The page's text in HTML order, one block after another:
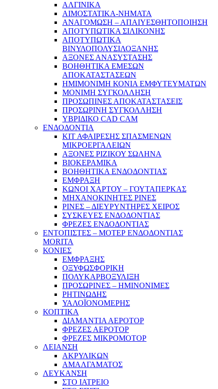
ΑΛΓΙΝΙΚΑ
ΑΙΜΟΣΤΑΤΙΚΑ-ΝΗΜΑΤΑ
ΑΝΑΓΟΜΩΣΗ – ΑΠΑΙΥΕΣΘΗΤΟΠΟΙΗΣΗ
ΑΠΟΤΥΠΩΤΙΚΑ ΣΙΛΙΚΟΝΗΣ
ΑΠΟΤΥΠΩΤΙΚΑ
ΒΙΝΥΛΟΠΟΛΥΣΙΛΟΞΑΝΗΣ
ΑΞΟΝΕΣ ΑΝΑΣΥΣΤΑΣΗΣ
ΒΟΗΘΗΤΙΚΑ ΕΜΕΣΩΝ
ΑΠΟΚΑΤΑΣΤΑΣΕΩΝ
ΗΜΙΜΟΝΙΜΗ ΚΟΝΙΑ ΕΜΦΥΤΕΥΜΑΤΩΝ
ΜΟΝΙΜΗ ΣΥΓΚΟΛΛΗΣΗ
ΠΡΟΣΩΠΙΝΕΣ ΑΠΟΚΑΤΑΣΤΑΣΕΙΣ
ΠΡΟΣΩΡΙΝΗ ΣΥΓΚΟΛΛΗΣΗ
ΥΒΡΙΔΙΚΟ CAD CAM
ΕΝΔΟΔΟΝΤΙΑ
ΚΙΤ ΑΦΑΙΡΕΣΗΣ ΣΠΑΣΜΕΝΩΝ
ΜΙΚΡΟΕΡΓΑΛΕΙΩΝ
ΑΞΟΝΕΣ ΡΙΖΙΚΟΥ ΣΩΛΗΝΑ
ΒΙΟΚΕΡΑΜΙΚΑ
ΒΟΗΘΗΤΙΚΑ ΕΝΔΟΔΟΝΤΙΑΣ
ΕΜΦΡΑΞΗ
ΚΩΝΟΙ ΧΑΡΤΟΥ – ΓΟΥΤΑΠΕΡΚΑΣ
ΜΗΧΑΝΟΚΙΝΗΤΕΣ ΡΙΝΕΣ
ΡΙΝΕΣ – ΔΙΕΥΡΥΝΤΗΡΕΣ ΧΕΙΡΟΣ
ΣΥΣΚΕΥΕΣ ΕΝΔΟΔΟΝΤΙΑΣ
ΦΡΕΖΕΣ ΕΝΔΟΔΟΝΤΙΑΣ
ΕΝΤΟΠΙΣΤΕΣ – ΜΟΤΕΡ ΕΝΔΟΔΟΝΤΙΑΣ
MORITA
ΚΟΝΙΕΣ
ΕΜΦΡΑΞΗΣ
ΟΞΥΦΩΣΦΟΡΙΚΗ
ΠΟΛΥΚΑΡΒΟΞΥΛΙΞΗ
ΠΡΟΣΩΡΙΝΕΣ – ΗΜΙΝΟΝΙΜΕΣ
ΡΗΤΙΝΩΔΗΣ
ΥΑΛΟΪΟΝΟΜΕΡΗΣ
ΚΟΠΤΙΚΑ
ΔΙΑΜΑΝΤΙΑ ΑΕΡΟΤΟΡ
ΦΡΕΖΕΣ ΑΕΡΟΤΟΡ
ΦΡΕΖΕΣ ΜΙΚΡΟΜΟΤΟΡ
ΛΕΙΑΝΣΗ
ΑΚΡΥΛΙΚΩΝ
ΑΜΑΛΓΑΜΑΤΟΣ
ΛΕΥΚΑΝΣΗ
ΣΤΟ ΙΑΤΡΕΙΟ